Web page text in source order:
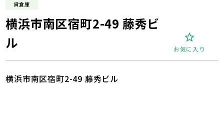
貸倉庫
横浜市南区宿町2-49 藤秀ビ
ル
お気に入り
横浜市南区宿町2-49 藤秀ビル